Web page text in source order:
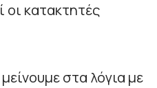
οι κατακτητές
στα λόγια µε